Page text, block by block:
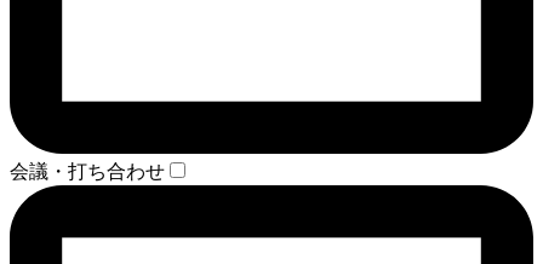
会議・打ち合わせ